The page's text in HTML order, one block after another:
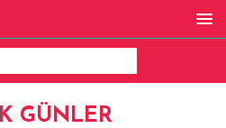
GÜNLER